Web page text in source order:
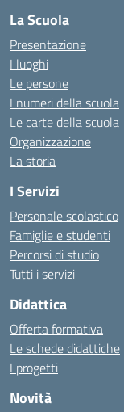
La Scuola
Presentazione
I luoghi
Le persone
I numeri della scuola
Le carte della scuola
Organizzazione
La storia
I Servizi
Personale scolastico
Famiglie e studenti
Percorsi di studio
Tutti i servizi
Didattica
Offerta formativa
Le schede didattiche
I progetti
Novità